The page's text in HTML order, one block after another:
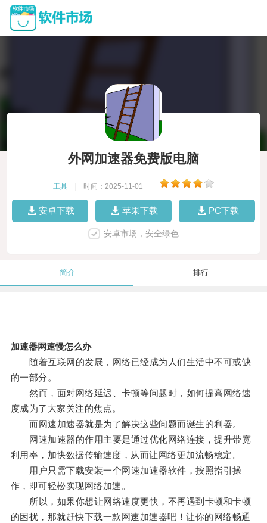
外网加速器免费版电脑
工具 时间：2025-11-01
安卓下载 苹果下载 PC下载
安卓市场，安全绿色
简介 排行
加速器网速慢怎么办
随着互联网的发展，网络已经成为人们生活中不可或缺
的一部分。
然而，面对网络延迟、卡顿等问题时，如何提高网络速
度成为了大家关注的焦点。
而网速加速器就是为了解决这些问题而诞生的利器。
网速加速器的作用主要是通过优化网络连接，提升带宽
利用率，加快数据传输速度，从而让网络更加流畅稳定。
用户只需下载安装一个网速加速器软件，按照指引操
作，即可轻松实现网络加速。
所以，如果你想让网络速度更快，不再遇到卡顿和卡顿
的困扰，那就赶快下载一款网速加速器吧！让你的网络畅通